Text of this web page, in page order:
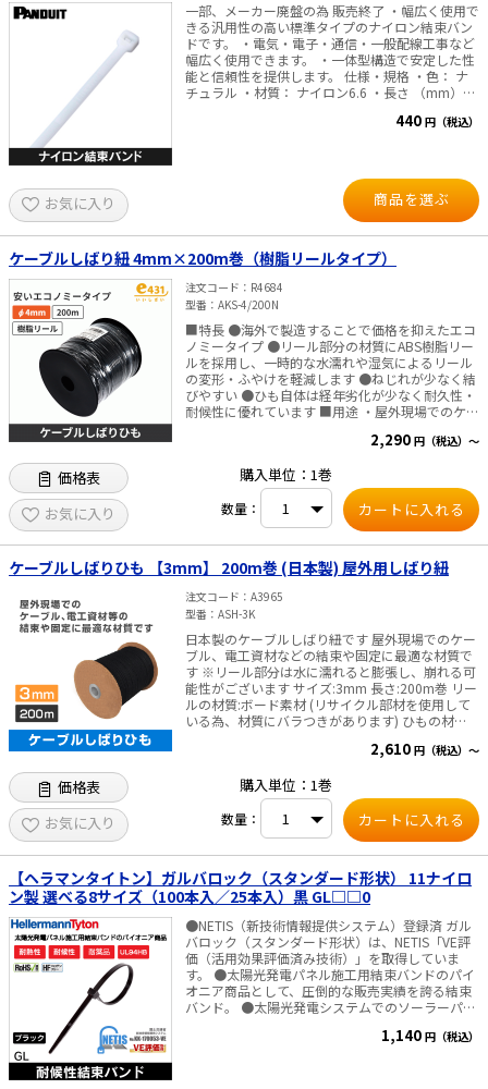
一部、メーカー廃盤の為 販売終了 ・幅広く使用で
きる汎用性の高い標準タイプのナイロン結束バン
ドです。 ・電気・電子・通信・一般配線工事など
幅広く使用できます。 ・一体型構造で安定した性
能と信頼性を提供します。 仕様・規格 ・色： ナ
チュラル ・材質： ナイロン6.6 ・長さ （mm）：
（φmm）： 15～102 ・ループ引張強度
440 円（税込）
お気に入り 商品を選ぶ
ケーブルしばり紐 4mm×200m巻（樹脂リールタイプ）
注文コード
R4684
型番
AKS-4/200N
■特長 ●海外で製造することで価格を抑えたエコ
ノミータイプ ●リール部分の材質にABS樹脂リー
ルを採用し、一時的な水濡れや湿気によるリール
の変形・ふやけを軽減します ●ねじれが少なく結
びやすい ●ひも自体は経年劣化が少なく耐久性・
耐候性に優れています ■用途 ・屋外現場でのケー
さ：200m ・太さ：φ4mm ・リール径：φ135mm
脂（リール部） 【仕様上の注意】 ※リール部分は
樹脂製のため紫外線（UV）と温度変化（高温・低
温）に弱いです。保管の際は太陽光が直接当たら
ない場所やカバーをかけて保管をお願いします。
2,290 円（税込）～
価格表
お気に入り
購入単位：1巻
数量：
ケーブルしばりひも 【3mm】 200m巻 (日本製) 屋外用しばり紐
注文コード
A3965
型番
ASH-3K
日本製のケーブルしばり紐です 屋外現場でのケー
ブル、電工資材などの結束や固定に最適な材質で
す ※リール部分は水に濡れると膨張し、崩れる可
能性がございます サイズ:3mm 長さ:200m巻 リー
ルの材質:ボード素材 (リサイクル部材を使用して
いる為、材質にバラつきがあります) ひもの材
2,610 円（税込）～
価格表
お気に入り
購入単位：1巻
数量：
【ヘラマンタイトン】ガルバロック（スタンダード形状） 11ナイロ
ン製 選べる8サイズ（100本入／25本入）黒 GL□□0
●NETIS（新技術情報提供システム）登録済 ガル
バロック（スタンダード形状）は、NETIS「VE評
価（活用効果評価済み技術）」を取得していま
す。 ●太陽光発電パネル施工用結束バンドのパイ
オニア商品として、圧倒的な販売実績を誇る結束
バンド。 ●太陽光発電システムでのソーラーパネ
す。 ●太陽光パネルの架台と配線の共締めにお使
1,140 円（税込）